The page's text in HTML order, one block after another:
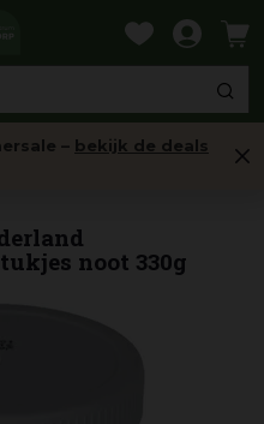
– bekijk de deals
noot 330g